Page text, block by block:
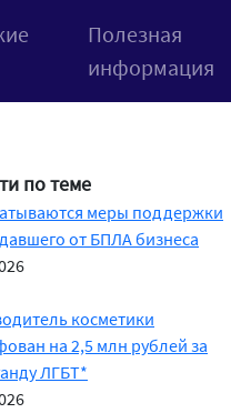
Полезная
информация
по теме
меры поддержки
от БПЛА бизнеса
косметики
на 2,5 млн рублей за
ЛГБТ*